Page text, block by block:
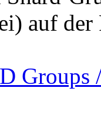
auf der
Groups